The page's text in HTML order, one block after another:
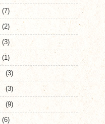
(7)
(2)
(3)
(1)
(3)
(3)
(9)
(6)